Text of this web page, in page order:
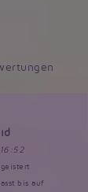
bis auf